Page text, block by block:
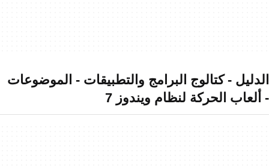
الدليل - كتالوج البرامج والتطبيقات - الموضوعات
- ألعاب الحركة لنظام ويندوز 7